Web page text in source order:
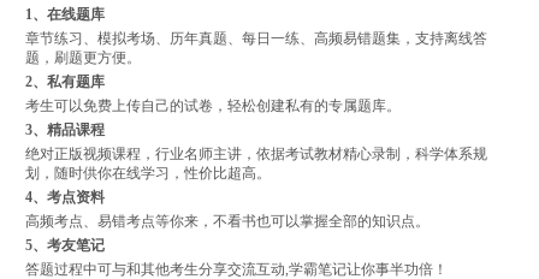
1、在线题库
章节练习、模拟考场、历年真题、每日一练、高频易错题集，支持离线答
题，刷题更方便。
2、私有题库
考生可以免费上传自己的试卷，轻松创建私有的专属题库。
3、精品课程
绝对正版视频课程，行业名师主讲，依据考试教材精心录制，科学体系规
划，随时供你在线学习，性价比超高。
4、考点资料
高频考点、易错考点等你来，不看书也可以掌握全部的知识点。
5、考友笔记
答题过程中可与和其他考生分享交流互动,学霸笔记让你事半功倍！